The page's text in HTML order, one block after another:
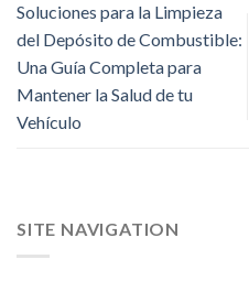
Soluciones para la Limpieza
del Depósito de Combustible:
Una Guía Completa para
Mantener la Salud de tu
Vehículo
SITE NAVIGATION